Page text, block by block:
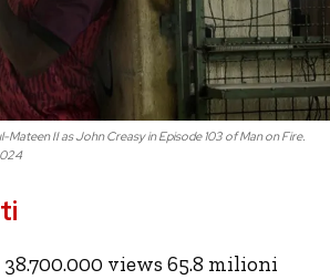
Mateen II as John Creasy in Episode 103 of Man on Fire.
38.700.000 views 65.8 milioni